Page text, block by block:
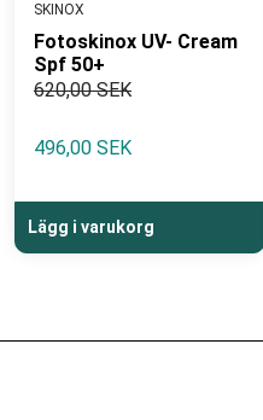
SKINOX
Fotoskinox UV- Cream
Spf 50+
620,00 SEK
496,00 SEK
Lägg i varukorg